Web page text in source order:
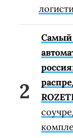
Самый